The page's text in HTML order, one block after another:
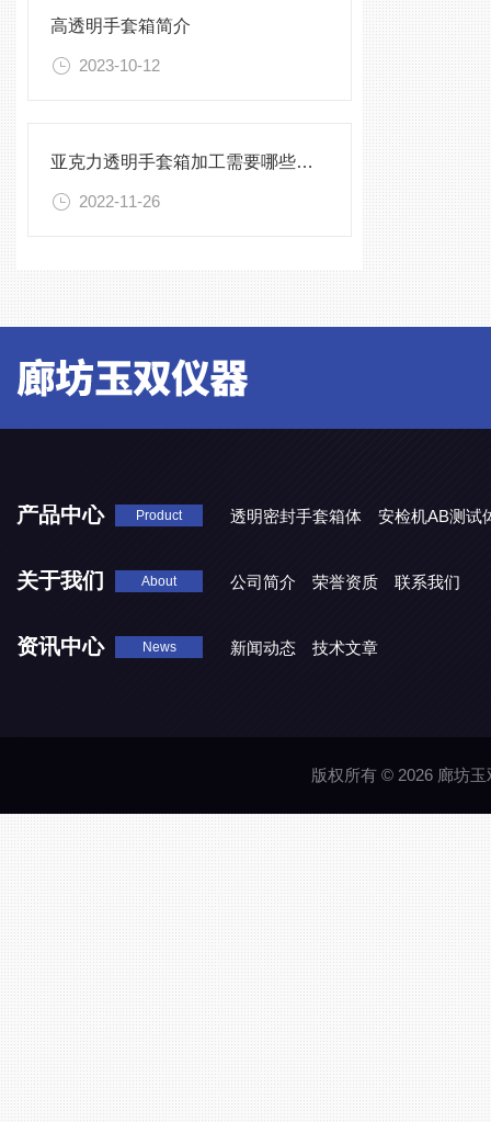
高透明手套箱简介
2023-10-12
亚克力透明手套箱加工需要哪些设备
2022-11-26
产品中心 Product 透明密封手套箱体 安检机AB测试
关于我们 About 公司简介 荣誉资质 联系我们
资讯中心 News 新闻动态 技术文章
版权所有 © 2026 廊坊